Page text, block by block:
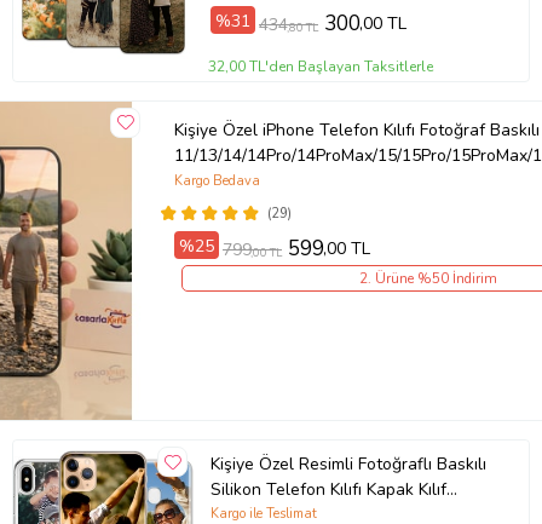
%31 434,80 TL 300,00 TL
32,00 TL'den Başlayan Taksitlerle
Kişiye Özel iPhone Telefon Kılıfı Fotoğraf Baskılı
11/13/14/14Pro/14ProMax/15/15Pro/
(29)
Kargo Bedava
%25 799,00 TL 599,00 TL
2. Ürüne %50 İndirim
Kişiye Özel Resimli Fotoğraflı Baskılı
Silikon Telefon Kılıfı Kapak Kılıf
(Telefon Modelleri Açıklamada)
Kargo ile Teslimat